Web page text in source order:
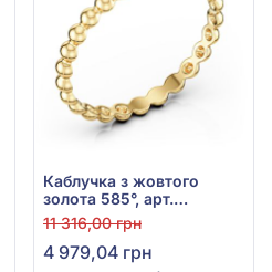
Каблучка з жовтого
золота 585°, арт.
300422М
11 316,00 грн
4 979,04 грн